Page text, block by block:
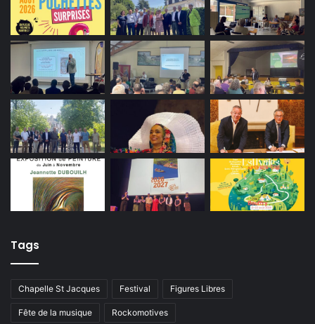
Tags
Chapelle St Jacques Festival Figures Libres
Fête de la musique Rockomotives